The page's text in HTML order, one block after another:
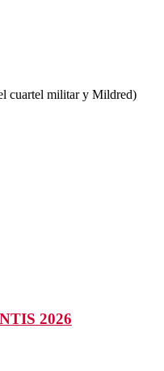
cuartel militar y Mildred)
2026